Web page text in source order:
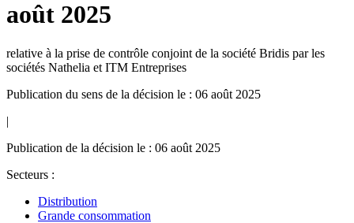
août 2025
relative à la prise de contrôle conjoint de la société Bridis par les
sociétés Nathelia et ITM Entreprises
Publication du sens de la décision le : 06 août 2025
|
Publication de la décision le : 06 août 2025
Secteurs :
Distribution
Grande consommation